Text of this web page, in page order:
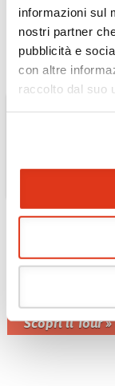
informazioni sul
nostri partner
pubblicità e
con altre
raccolto dal suo
Scopri il Tour »
In treno -
Adelaide
ritorno
Lungo il tratto di
Scopri il Tour »